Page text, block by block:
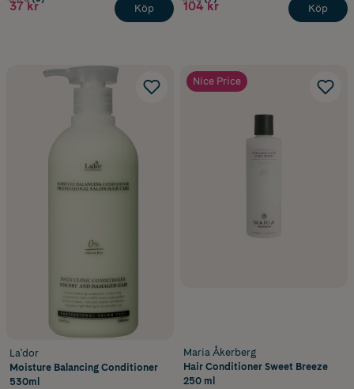
37 kr Köp 104 kr Köp
La'dor
Moisture Balancing Conditioner
530ml
Nice Price
Maria Åkerberg
Hair Conditioner Sweet Breeze
250 ml